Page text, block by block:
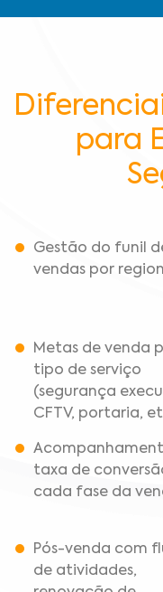
para
Gestão do funil
vendas por
Metas de venda
tipo de serviço
(segurança
CFTV, portaria,
taxa de
cada fase da
Pós-venda com
de atividades,